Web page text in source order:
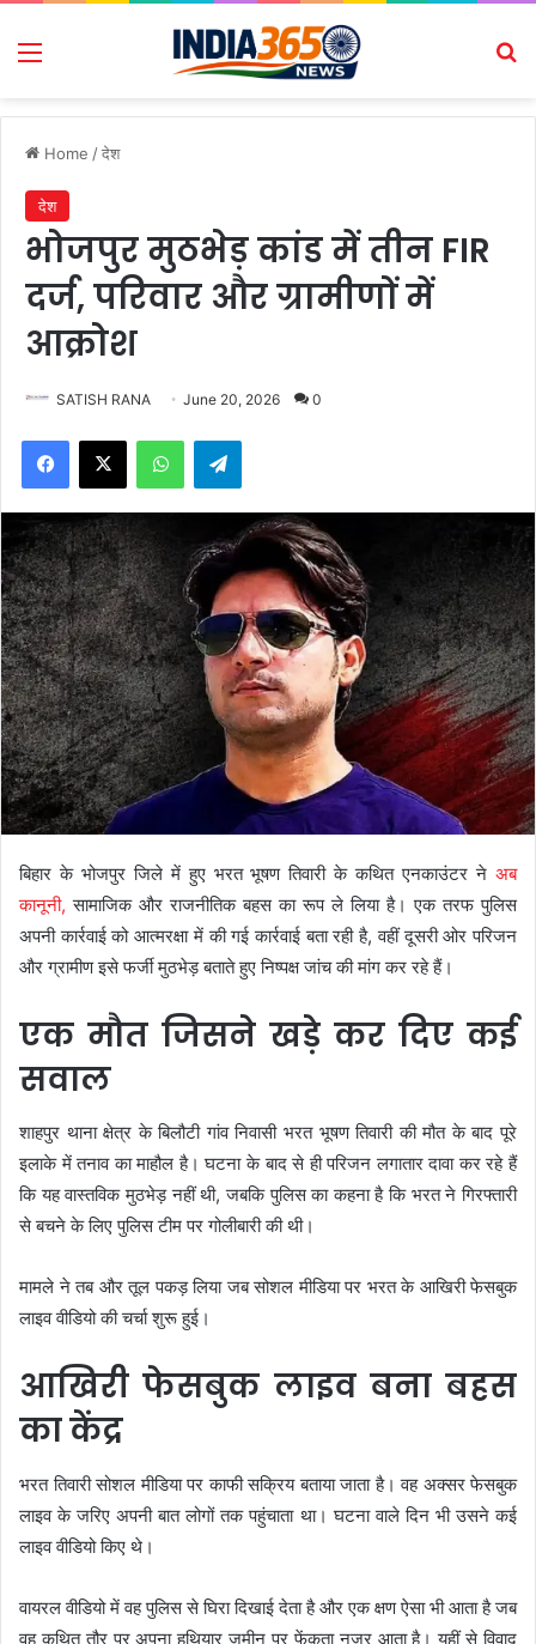
Menu
Home /देश
देश
भोजपुर मुठभेड़ कांड में तीन FIR
दर्ज, परिवार और ग्रामीणों में
आक्रोश
SATISH RANA June 20, 2026 0
Facebook
X WhatsAppTelegram
बिहार के भोजपुर जिले में हुए भरत भूषण तिवारी के कथित एनकाउंटर ने अब
कानूनी, सामाजिक और राजनीतिक बहस का रूप ले लिया है। एक तरफ पुलिस
अपनी कार्रवाई को आत्मरक्षा में की गई कार्रवाई बता रही है, वहीं दूसरी ओर परिजन
और ग्रामीण इसे फर्जी मुठभेड़ बताते हुए निष्पक्ष जांच की मांग कर रहे हैं।
एक मौत जिसने खड़े कर दिए कई
सवाल
शाहपुर थाना क्षेत्र के बिलौटी गांव निवासी भरत भूषण तिवारी की मौत के बाद पूरे
इलाके में तनाव का माहौल है। घटना के बाद से ही परिजन लगातार दावा कर रहे हैं
कि यह वास्तविक मुठभेड़ नहीं थी, जबकि पुलिस का कहना है कि भरत ने गिरफ्तारी
से बचने के लिए पुलिस टीम पर गोलीबारी की थी।
मामले ने तब और तूल पकड़ लिया जब सोशल मीडिया पर भरत के आखिरी फेसबुक
लाइव वीडियो की चर्चा शुरू हुई।
आखिरी फेसबुक लाइव बना बहस
का केंद्र
भरत तिवारी सोशल मीडिया पर काफी सक्रिय बताया जाता है। वह अक्सर फेसबुक
लाइव के जरिए अपनी बात लोगों तक पहुंचाता था। घटना वाले दिन भी उसने कई
लाइव वीडियो किए थे।
वायरल वीडियो में वह पुलिस से घिरा दिखाई देता है और एक क्षण ऐसा भी आता है जब
वह कथित तौर पर अपना हथियार जमीन पर फेंकता नजर आता है। यहीं से विवाद